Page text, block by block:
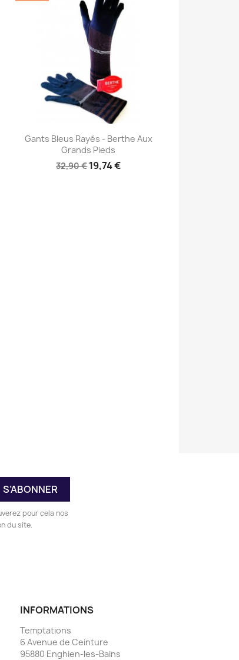
Aperçu rapide
Gants Bleus Rayés - Berthe Aux
Grands Pieds
32,90 €19,74 €
pour cela nos
du site.
INFORMATIONS
Temptations
6 Avenue de Ceinture
95880 Enghien-les-Bains